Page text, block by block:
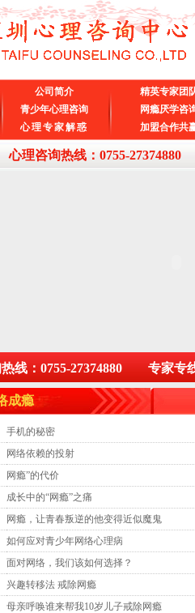
公司简介 精英专家团
青少年心理咨询 网瘾厌学咨
心理专家解惑 加盟合作共
心理咨询热线：0755-
热线：0755-27374880 专家专
成瘾
手机的秘密
网络依赖的投射
网瘾”的代价
成长中的“网瘾”之痛
网瘾，让青春叛逆的他变得近似魔鬼
如何应对青少年网络心理病
面对网络，我们该如何选择？
兴趣转移法 戒除网瘾
母亲呼唤谁来帮我10岁儿子戒除网瘾